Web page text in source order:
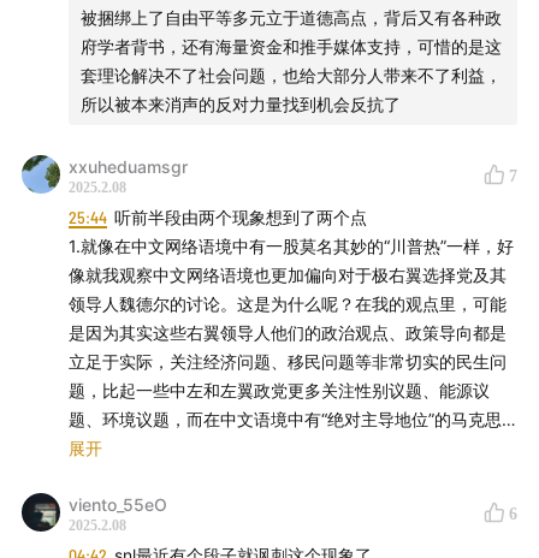
被捆绑上了自由平等多元立于道德高点，背后又有各种政
府学者背书，还有海量资金和推手媒体支持，可惜的是这
套理论解决不了社会问题，也给大部分人带来不了利益，
所以被本来消声的反对力量找到机会反抗了
xxuheduamsgr
2025.2.08
7
25:44 听前半段由两个现象想到了两个点
1.就像在中文网络语境中有一股莫名其妙的“川普热”一样，好
像就我观察中文网络语境也更加偏向对于极右翼选择党及其
领导人魏德尔的讨论。这是为什么呢？在我的观点里，可能
是因为其实这些右翼领导人他们的政治观点、政策导向都是
立足于实际，关注经济问题、移民问题等非常切实的民生问
题，比起一些中左和左翼政党更多关注性别议题、能源议
题、环境议题，而在中文语境中有“绝对主导地位”的马克思
哲学观也非常关注立足实际问题导向，慢慢地就形成了一种
说的特朗普、魏德尔等更加“亲切”更加符合我们的价值观，
同时肯定也有营销的作用。
展开
viento_55eO
2025.2.08
6